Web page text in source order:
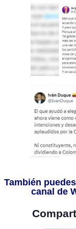
También
canal de